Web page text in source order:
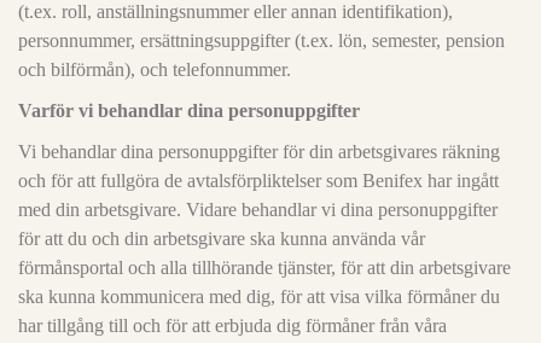
(t.ex. roll, anställningsnummer eller annan identifikation),
personnummer, ersättningsuppgifter (t.ex. lön, semester, pension
och bilförmån), och telefonnummer.
Varför vi behandlar dina personuppgifter
Vi behandlar dina personuppgifter för din arbetsgivares räkning
och för att fullgöra de avtalsförpliktelser som Benifex har ingått
med din arbetsgivare. Vidare behandlar vi dina personuppgifter
för att du och din arbetsgivare ska kunna använda vår
förmånsportal och alla tillhörande tjänster, för att din arbetsgivare
ska kunna kommunicera med dig, för att visa vilka förmåner du
har tillgång till och för att erbjuda dig förmåner från våra